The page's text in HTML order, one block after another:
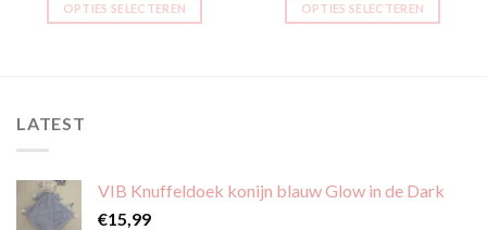
OPTIES SELECTEREN
kan
gekozen
OPTIES SELECTEREN
kan
LATEST
VIB Knuffeldoek konijn blauw Glow in de Dark
€15,99